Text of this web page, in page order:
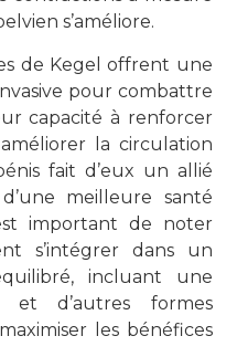
s’améliore.
de Kegel offrent une
pour combattre
capacité à renforcer
la circulation
fait d’eux un allié
meilleure santé
important de noter
s’intégrer dans un
incluant une
et d’autres formes
les bénéfices